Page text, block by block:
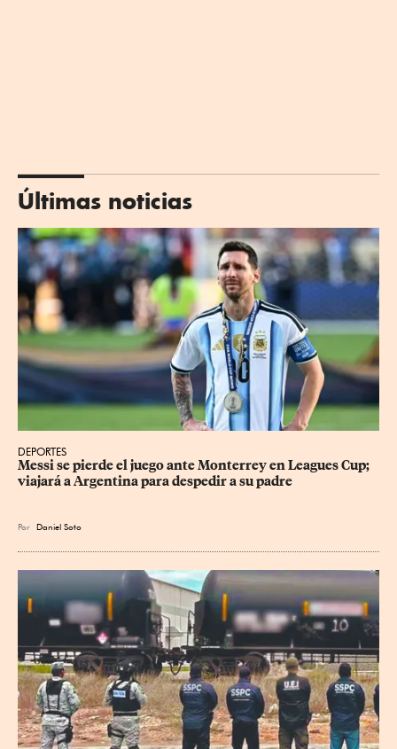
Últimas noticias
DEPORTES
Messi se pierde el juego ante Monterrey en Leagues Cup;
viajará a Argentina para despedir a su padre
Por Daniel Soto